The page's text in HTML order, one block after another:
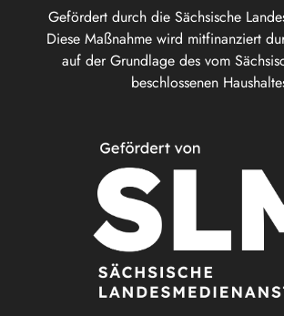
Gefördert durch die Sächsische
Diese Maßnahme wird mitfinanziert
auf der Grundlage des vom
beschlossenen